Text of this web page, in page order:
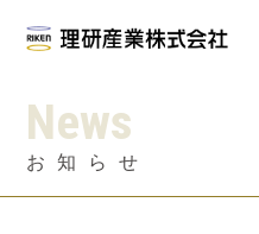
News
お知らせ